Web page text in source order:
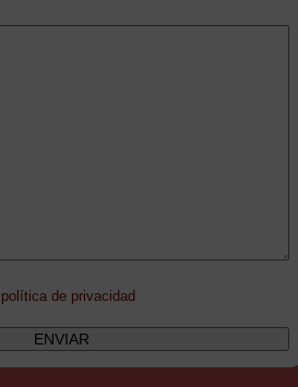
política de privacidad